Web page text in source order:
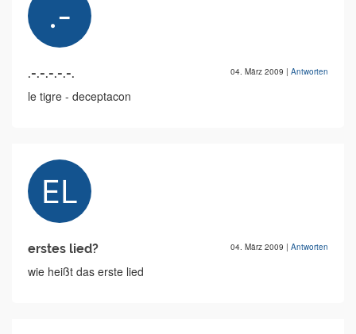
.-.-.-.-.-. 04. März 2009 | Antworten
le tigre - deceptacon
erstes lied? 04. März 2009 | Antworten
wie heißt das erste lied